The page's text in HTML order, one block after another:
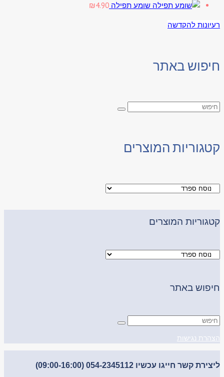
שומע תפילה
₪4.90
רעיונות להקדשה
חיפוש באתר
קטגוריות המוצרים
קטגוריות המוצרים
חיפוש באתר
הצהרת נגישות
ליצירת קשר חייגו עכשיו 054-2345112 (09:00-16:00)